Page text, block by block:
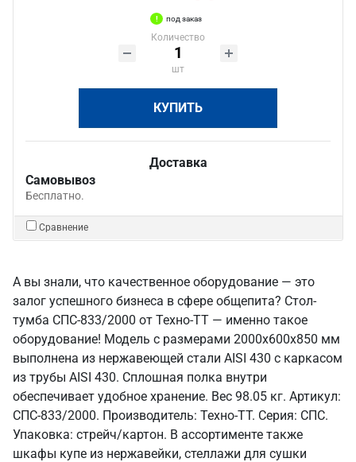
под заказ
Количество
шт
КУПИТЬ
Доставка
Самовывоз
Бесплатно.
Сравнение
А вы знали, что качественное оборудование — это
залог успешного бизнеса в сфере общепита? Стол-
тумба СПС-833/2000 от Техно-ТТ — именно такое
оборудование! Модель с размерами 2000x600x850 мм
выполнена из нержавеющей стали AISI 430 с каркасом
из трубы AISI 430. Сплошная полка внутри
обеспечивает удобное хранение. Вес 98.05 кг. Артикул:
СПС-833/2000. Производитель: Техно-ТТ. Серия: СПС.
Упаковка: стрейч/картон. В ассортименте также
шкафы купе из нержавейки, стеллажи для сушки